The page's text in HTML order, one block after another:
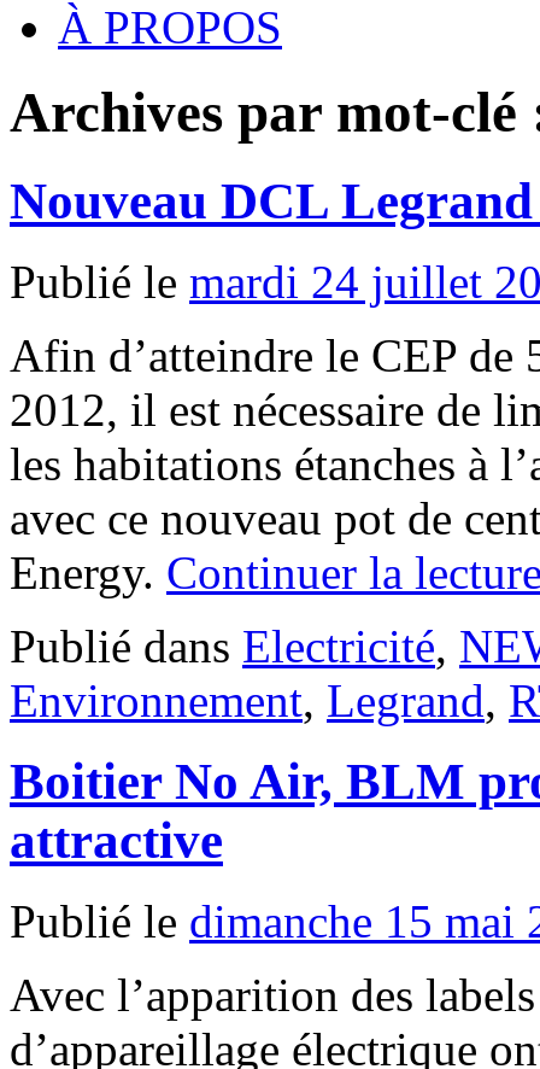
À PROPOS
Archives par mot-
Nouveau DCL
Publié le mardi 24 juillet
Afin d’atteindre le CEP de
2012, il est nécessaire de
les habitations étanches à
avec ce nouveau pot de
Energy. Continuer la
Publié dans Electricité,
Environnement, Legrand,
Boitier No Air, BLM
attractive
Publié le dimanche 15 mai
Avec l’apparition des
d’appareillage électrique